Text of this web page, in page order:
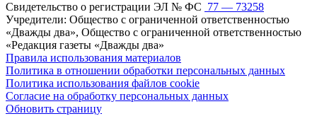
Свидетельство о регистрации ЭЛ № ФС 77 — 73258
Учредители: Общество с ограниченной ответственностью
«Дважды два», Общество с ограниченной ответственностью
«Редакция газеты «Дважды два»
Правила использования материалов
Политика в отношении обработки персональных данных
Политика использования файлов cookie
Согласие на обработку персональных данных
Обновить страницу